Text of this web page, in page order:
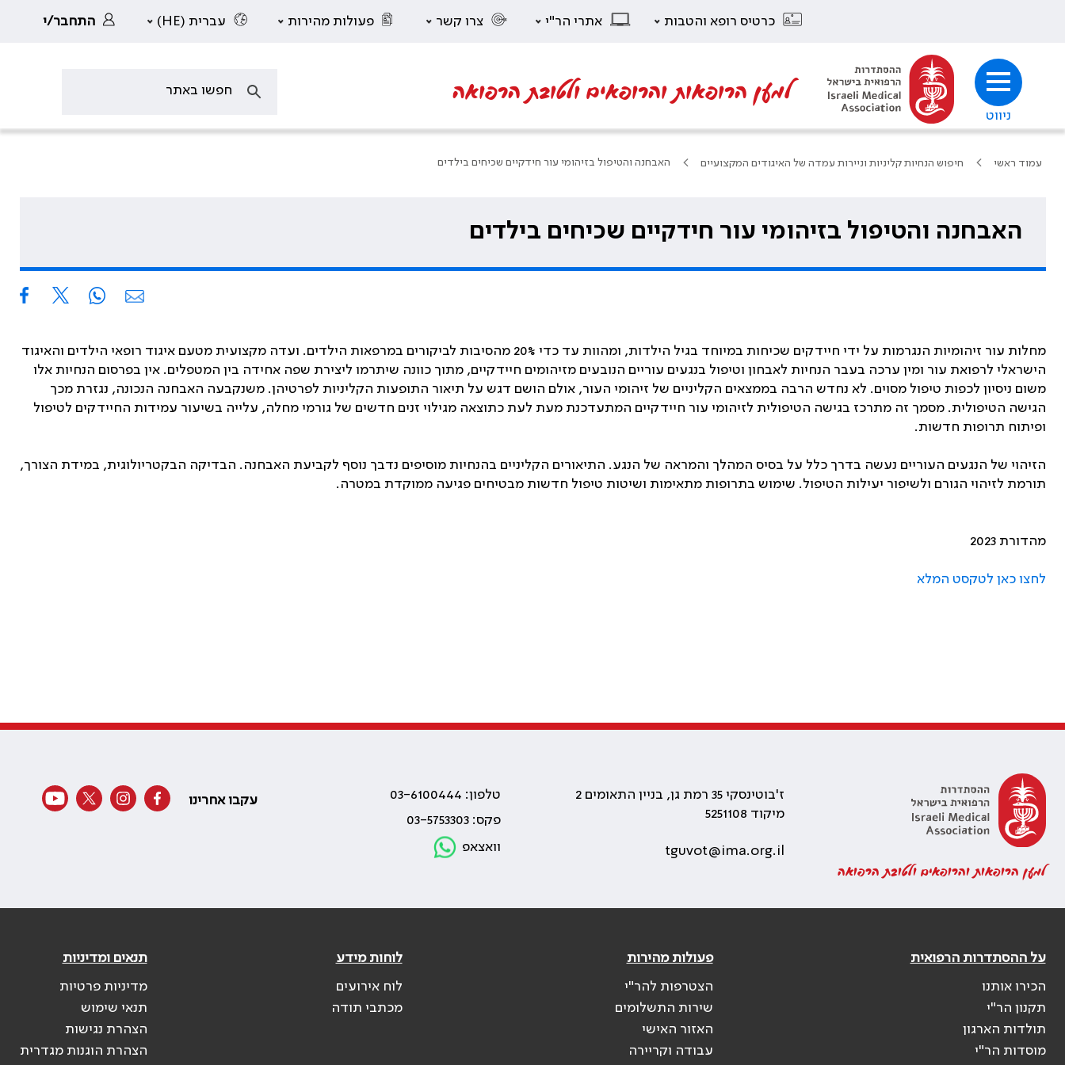
כרטיס רופא והטבות אתרי הר"י צרו קשר פעולות מהירות עברית (HE) התחבר/י
ניווט
למען הרופאות והרופאים ולטובת הרפואה
עמוד ראשי חיפוש הנחיות קליניות וניירות עמדה של האיגודים המקצועיים האבחנה והטיפול בזיהומי עור חידקיים שכיחים בילדים
האבחנה והטיפול בזיהומי עור חידקיים שכיחים בילדים
מחלות עור זיהומיות הנגרמות על ידי חיידקים שכיחות במיוחד בגיל הילדות, ומהוות עד כדי 20% מהסיבות לביקורים במרפאות הילדים. ועדה מקצועית מטעם איגוד רופאי הילדים והאיגוד
הישראלי לרפואת עור ומין ערכה בעבר הנחיות לאבחון וטיפול בנגעים עוריים הנובעים מזיהומים חיידקיים, מתוך כוונה שיתרמו ליצירת שפה אחידה בין המטפלים. אין בפרסום הנחיות אלו
משום ניסיון לכפות טיפול מסוים. לא נחדש הרבה בממצאים הקליניים של זיהומי העור, אולם הושם דגש על תיאור התופעות הקליניות לפרטיהן. משנקבעה האבחנה הנכונה, נגזרת מכך
הגישה הטיפולית. מסמך זה מתרכז בגישה הטיפולית לזיהומי עור חיידקיים המתעדכנת מעת לעת כתוצאה מגילוי זנים חדשים של גורמי מחלה, עלייה בשיעור עמידות החיידקים לטיפול
ופיתוח תרופות חדשות.
הזיהוי של הנגעים העוריים נעשה בדרך כלל על בסיס המהלך והמראה של הנגע. התיאורים הקליניים בהנחיות מוסיפים נדבך נוסף לקביעת האבחנה. הבדיקה הבקטריולוגית, במידת הצורך,
תורמת לזיהוי הגורם ולשיפור יעילות הטיפול. שימוש בתרופות מתאימות ושיטות טיפול חדשות מבטיחים פגיעה ממוקדת במטרה.
מהדורת 2023
לחצו כאן לטקסט המלא
למען הרופאות והרופאים ולטובת הרפואה
ז'בוטינסקי 35 רמת גן, בניין התאומים 2
מיקוד 5251108
tguvot@ima.org.il
טלפון: 03-6100444
פקס: 03-5753303
וואצאפ
עקבו אחרינו
על ההסתדרות הרפואית
הכירו אותנו
תקנון הר"י
תולדות הארגון
מוסדות הר"י
פעולות מהירות
הצטרפות להר"י
שירות התשלומים
האזור האישי
עבודה וקריירה
לוחות מידע
לוח אירועים
מכתבי תודה
תנאים ומדיניות
מדיניות פרטיות
תנאי שימוש
הצהרת נגישות
הצהרת הוגנות מגדרית